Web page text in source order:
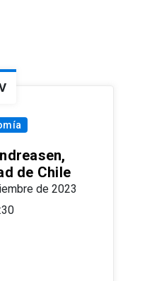
de Chile
de 2023